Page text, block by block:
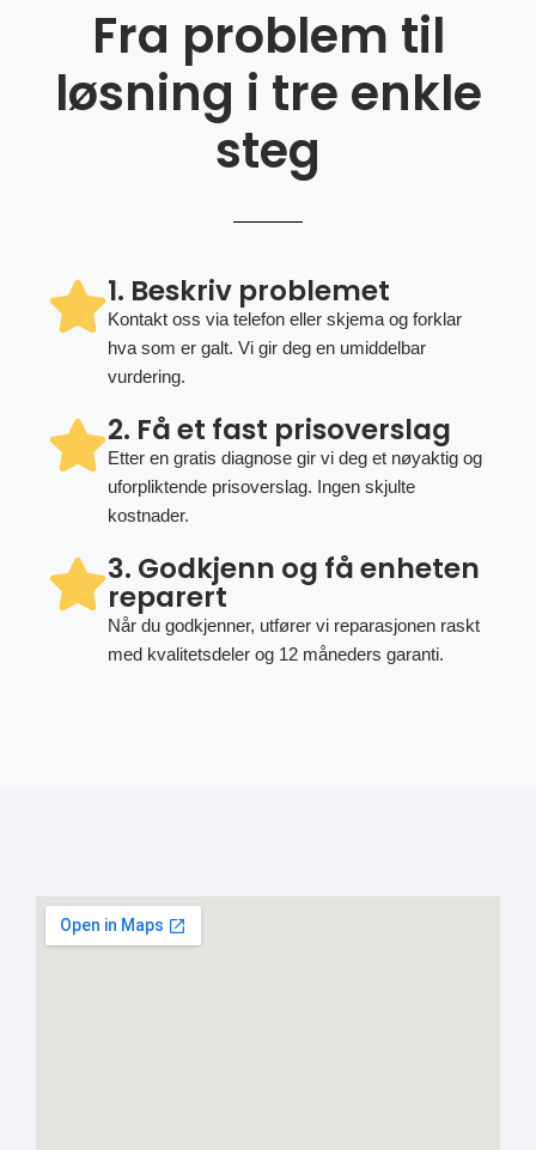
Fra problem til
løsning i tre enkle
steg
1. Beskriv problemet
Kontakt oss via telefon eller skjema og forklar
hva som er galt. Vi gir deg en umiddelbar
vurdering.
2. Få et fast prisoverslag
Etter en gratis diagnose gir vi deg et nøyaktig og
uforpliktende prisoverslag. Ingen skjulte
kostnader.
3. Godkjenn og få enheten
reparert
Når du godkjenner, utfører vi reparasjonen raskt
med kvalitetsdeler og 12 måneders garanti.